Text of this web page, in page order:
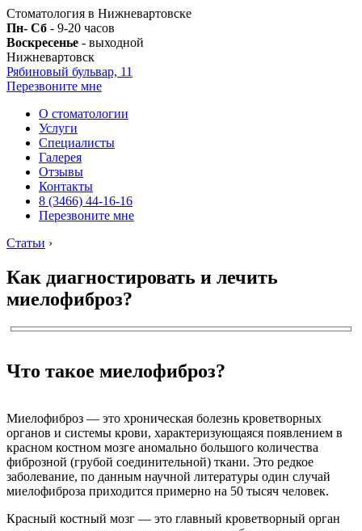
Стоматология в Нижневартовске
Пн- Сб - 9-20 часов
Воскресенье - выходной
Нижневартовск
Рябиновый бульвар, 11
Перезвоните мне
О стоматологии
Услуги
Специалисты
Галерея
Отзывы
Контакты
8 (3466) 44-16-16
Перезвоните мне
Статьи ›
Как диагностировать и лечить
миелофиброз?
Что такое миелофиброз?
Миелофиброз — это хроническая болезнь кроветворных
органов и системы крови, характеризующаяся появлением в
красном костном мозге аномально большого количества
фиброзной (грубой соединительной) ткани. Это редкое
заболевание, по данным научной литературы один случай
миелофиброза приходится примерно на 50 тысяч человек.
Красный костный мозг — это главный кроветворный орган